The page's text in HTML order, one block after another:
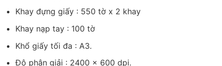
Khay đựng giấy : 550 tờ x 2 khay
Khay nạp tay : 100 tờ
Khổ giấy tối đa : A3.
Độ phân giải : 2400 x 600 dpi.